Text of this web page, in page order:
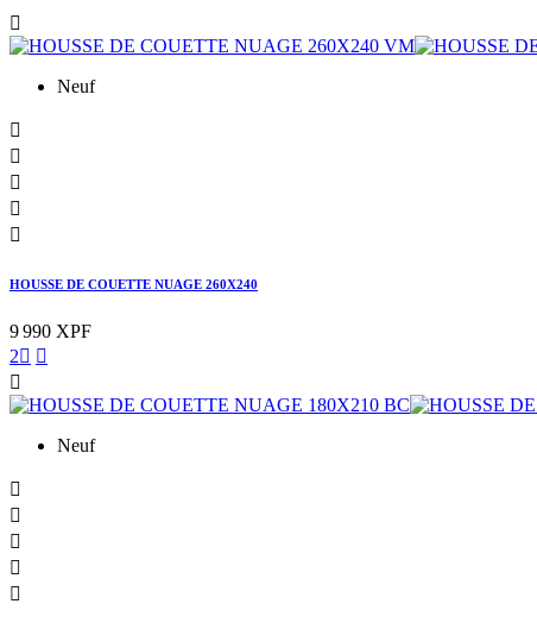

Neuf





HOUSSE DE COUETTE NUAGE 260X240
9 990 XPF
2 

Neuf




